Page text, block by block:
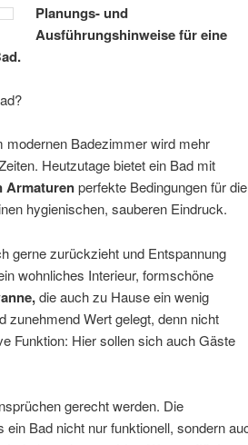
Planungs- und
Ausführungshinweise für eine
modernen Badezimmer wird mehr
Heutzutage bietet ein Bad mit
Armaturenperfekte Bedingungen für die
hygienischen, sauberen Eindruck.
gerne zurückzieht und Entspannung
wohnliches Interieur, formschöne
die auch zu Hause ein wenig
Wert gelegt, denn nicht
Funktion: Hier sollen sich auch Gäste
gerecht werden. Die
Bad nicht nur funktionell, sondern